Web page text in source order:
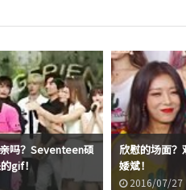
吗？Seventeen硕
gif！
欣慰的场面？
婑斌！
2016/07/27